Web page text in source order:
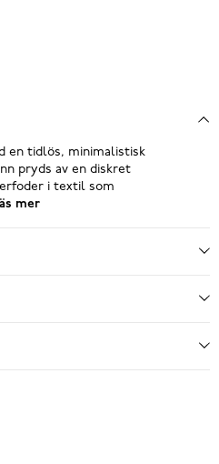
en tidlös, minimalistisk
pryds av en diskret
i textil som
mer